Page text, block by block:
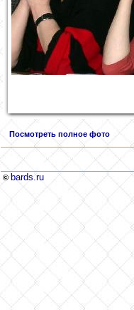
Посмотреть полное фото
© bards.ru